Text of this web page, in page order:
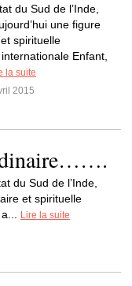
du Sud de l’Inde,
une figure
spirituelle
Enfant,
la suite
2015
du Sud de l’Inde,
et spirituelle
Lire la suite